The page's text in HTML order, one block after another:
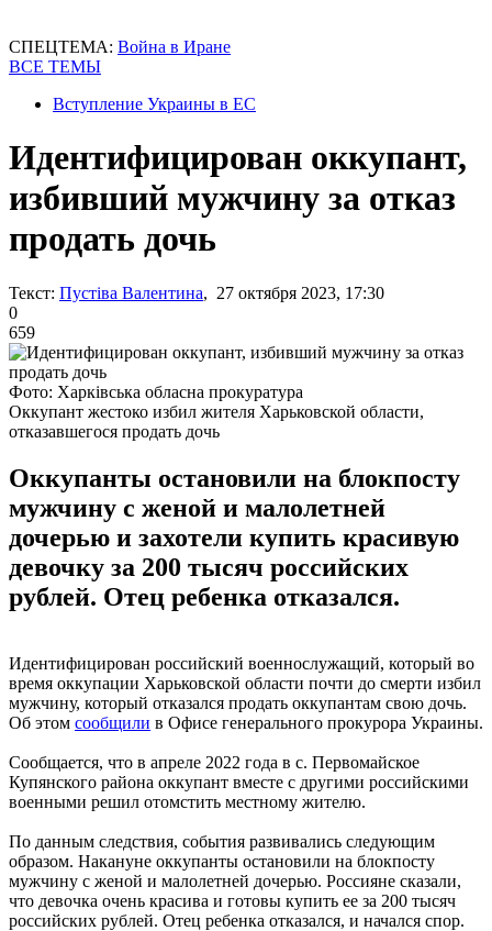
СПЕЦТЕМА: Война в Иране
ВСЕ ТЕМЫ
Вступление Украины в ЕС
Идентифицирован оккупант,
избивший мужчину за отказ
продать дочь
Текст: Пустіва Валентина, 27 октября 2023, 17:30
0
659
Фото: Харківська обласна прокуратура
Оккупант жестоко избил жителя Харьковской области,
отказавшегося продать дочь
Оккупанты остановили на блокпосту
мужчину с женой и малолетней
дочерью и захотели купить красивую
девочку за 200 тысяч российских
рублей. Отец ребенка отказался.
Идентифицирован российский военнослужащий, который во
время оккупации Харьковской области почти до смерти избил
мужчину, который отказался продать оккупантам свою дочь.
Об этом сообщили в Офисе генерального прокурора Украины.
Сообщается, что в апреле 2022 года в с. Первомайское
Купянского района оккупант вместе с другими российскими
военными решил отомстить местному жителю.
По данным следствия, события развивались следующим
образом. Накануне оккупанты остановили на блокпосту
мужчину с женой и малолетней дочерью. Россияне сказали,
что девочка очень красива и готовы купить ее за 200 тысяч
российских рублей. Отец ребенка отказался, и начался спор.